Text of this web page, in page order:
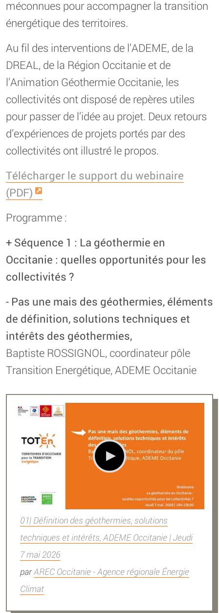
méconnues pour accompagner la transition
énergétique des territoires.
Au fil des interventions de l’ADEME, de la
DREAL, de la Région Occitanie et de
l’Animation Géothermie Occitanie, les
collectivités ont disposé de repères utiles
pour passer de l’idée au projet. Deux retours
d’expériences de projets portés par des
collectivités ont illustré le propos.
Télécharger le support du webinaire
(PDF)
Programme :
+ Séquence 1 : La géothermie en
Occitanie : quelles opportunités pour les
collectivités ?
- Pas une mais des géothermies, éléments
de définition, solutions techniques et
intérêts des géothermies,
Baptiste ROSSIGNOL, coordinateur pôle
Transition Energétique, ADEME Occitanie
01| Définition des géothermies, solutions
techniques et intérêts, ADEME Occitanie | Jeudi
7 mai 2026
parAREC Occitanie - Agence régionale Énergie
Climat